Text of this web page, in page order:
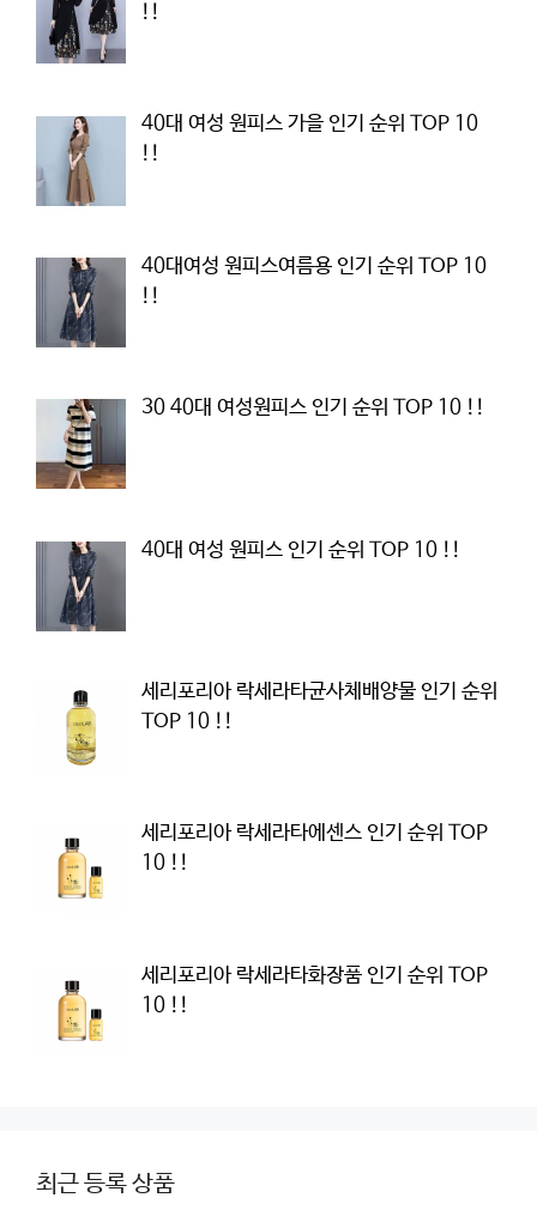
!!
40대 여성 원피스 가을 인기 순위 TOP 10
!!
40대여성 원피스여름용 인기 순위 TOP 10
!!
30 40대 여성원피스 인기 순위 TOP 10 !!
40대 여성 원피스 인기 순위 TOP 10 !!
세리포리아 락세라타균사체배양물 인기 순위
TOP 10 !!
세리포리아 락세라타에센스 인기 순위 TOP
10 !!
세리포리아 락세라타화장품 인기 순위 TOP
10 !!
최근 등록 상품